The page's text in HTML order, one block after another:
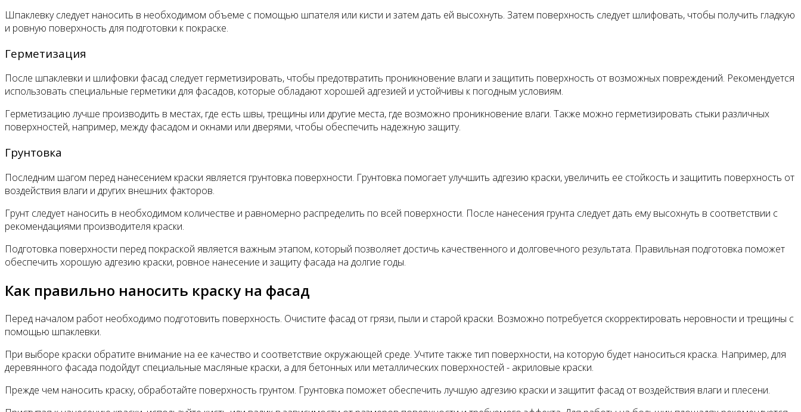
Шпаклевку следует наносить в необходимом объеме с помощью шпателя или кисти и затем дать ей высохнуть. Затем поверхность следует шлифовать, чтобы получить гладкую
и ровную поверхность для подготовки к покраске.
Герметизация
После шпаклевки и шлифовки фасад следует герметизировать, чтобы предотвратить проникновение влаги и защитить поверхность от возможных повреждений. Рекомендуется
использовать специальные герметики для фасадов, которые обладают хорошей адгезией и устойчивы к погодным условиям.
Герметизацию лучше производить в местах, где есть швы, трещины или другие места, где возможно проникновение влаги. Также можно герметизировать стыки различных
поверхностей, например, между фасадом и окнами или дверями, чтобы обеспечить надежную защиту.
Грунтовка
Последним шагом перед нанесением краски является грунтовка поверхности. Грунтовка помогает улучшить адгезию краски, увеличить ее стойкость и защитить поверхность от
воздействия влаги и других внешних факторов.
Грунт следует наносить в необходимом количестве и равномерно распределить по всей поверхности. После нанесения грунта следует дать ему высохнуть в соответствии с
рекомендациями производителя краски.
Подготовка поверхности перед покраской является важным этапом, который позволяет достичь качественного и долговечного результата. Правильная подготовка поможет
обеспечить хорошую адгезию краски, ровное нанесение и защиту фасада на долгие годы.
Как правильно наносить краску на фасад
Перед началом работ необходимо подготовить поверхность. Очистите фасад от грязи, пыли и старой краски. Возможно потребуется скорректировать неровности и трещины с
помощью шпаклевки.
При выборе краски обратите внимание на ее качество и соответствие окружающей среде. Учтите также тип поверхности, на которую будет наноситься краска. Например, для
деревянного фасада подойдут специальные масляные краски, а для бетонных или металлических поверхностей - акриловые краски.
Прежде чем наносить краску, обработайте поверхность грунтом. Грунтовка поможет обеспечить лучшую адгезию краски и защитит фасад от воздействия влаги и плесени.